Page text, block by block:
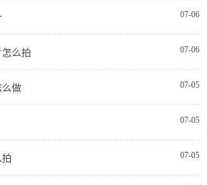
07-06
07-06
么拍
07-05
么做
07-05
07-05